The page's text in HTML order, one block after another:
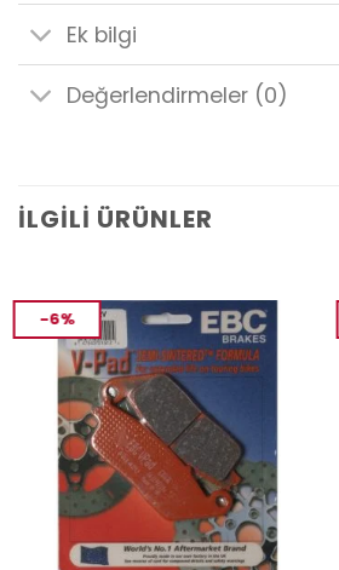
Ek bilgi
Değerlendirmeler (0)
İLGILI ÜRÜNLER
-6%